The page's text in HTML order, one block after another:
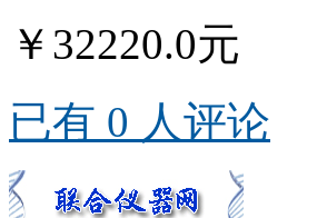
￥32220.0元
已有 0 人评论